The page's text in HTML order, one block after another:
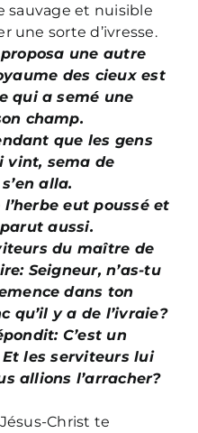
sauvage et nuisible
une sorte d’ivresse.
une autre
des cieux est
qui a semé une
champ.
que les gens
vint, sema de
alla.
eut poussé et
aussi.
du maître de
Seigneur, n’as-tu
dans ton
qu’il y a de l’ivraie?
C’est un
les serviteurs lui
allions l’arracher?
Christ te